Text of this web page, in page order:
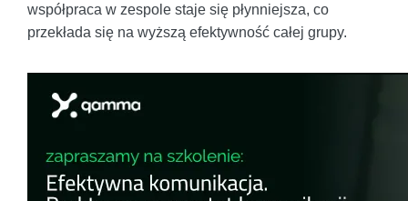
współpraca w zespole staje się płynniejsza, co
przekłada się na wyższą efektywność całej grupy.